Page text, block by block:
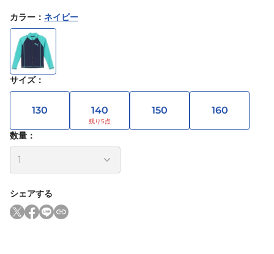
カラー ： ネイビー
サイズ：
130 140 150 160
数量：
シェアする